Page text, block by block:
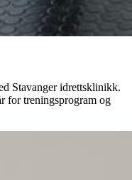
Stavanger idrettsklinikk.
for treningsprogram og